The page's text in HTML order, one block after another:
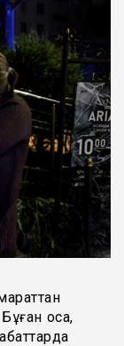
қоса,